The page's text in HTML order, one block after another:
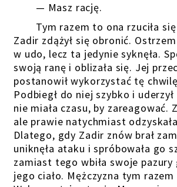
— Masz rację.
Tym razem to ona rzuciła
Zadir zdążył się obronić.
w udo, lecz ta jedynie syknęła.
swoją ranę i oblizała się. Jej
postanowił wykorzystać tę
Podbiegł do niej szybko i
nie miała czasu, by zareagować.
ale prawie natychmiast
Dlatego, gdy Zadir znów brał
uniknęła ataku i spróbowała go
zamiast tego wbiła swoje pazury
jego ciało. Mężczyzna tym razem